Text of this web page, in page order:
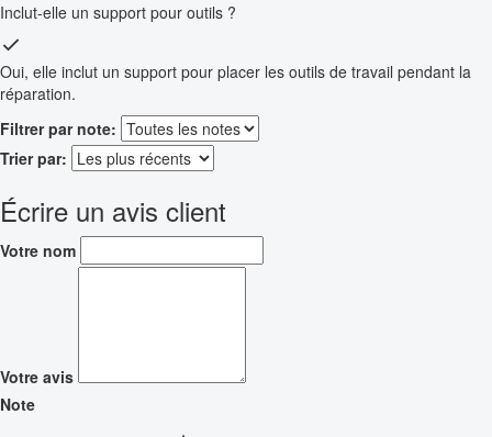
Inclut-elle un support pour outils ?
Oui, elle inclut un support pour placer les outils de travail pendant la
réparation.
Filtrer par note:
Trier par:
Écrire un avis client
Votre nom
Votre avis
Note